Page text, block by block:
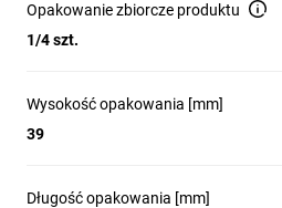
Opakowanie zbiorcze produktu
1/4 szt.
Wysokość opakowania [mm]
39
Długość opakowania [mm]